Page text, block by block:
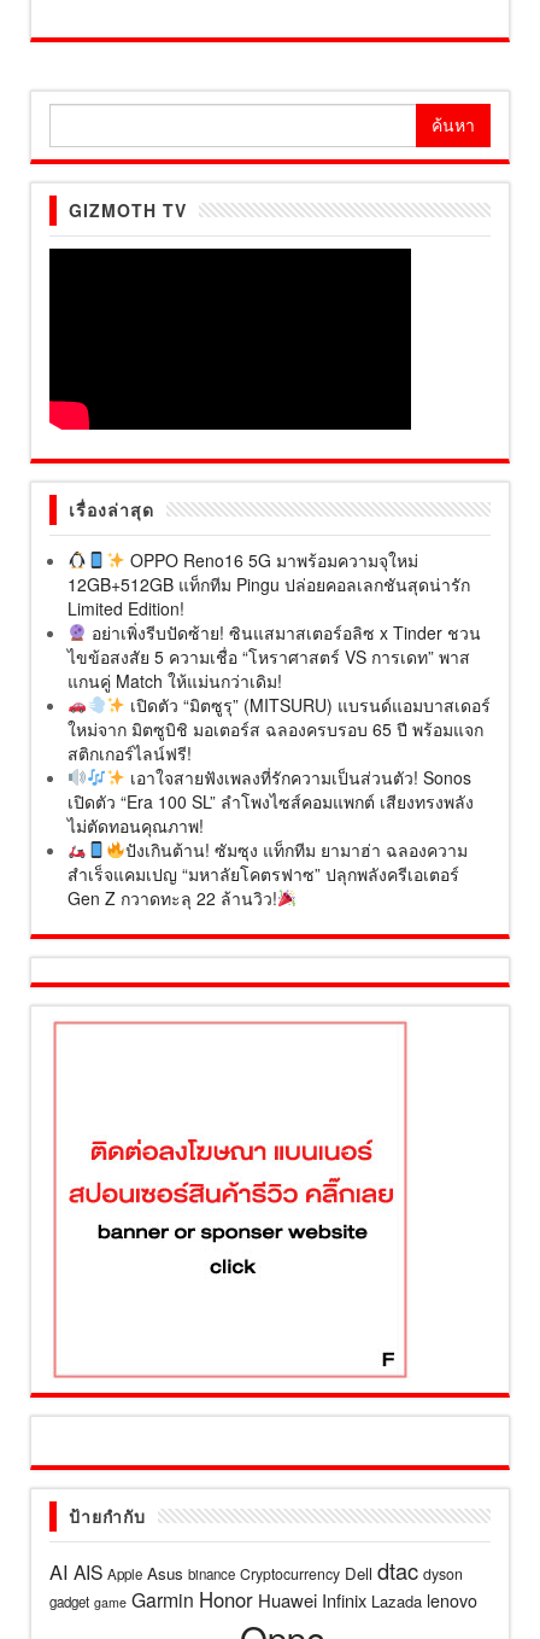
GIZMOTH TV
เรื่องล่าสุด
OPPO Reno16 5G มาพร้อมความจุใหม่
12GB+512GB แท็กทีม Pingu ปล่อยคอลเลกชันสุดน่ารัก
Limited Edition!
อย่าเพิ่งรีบปัดซ้าย! ซินแสมาสเตอร์อลิซ x Tinder ชวน
ไขข้อสงสัย 5 ความเชื่อ “โหราศาสตร์ VS การเดท” พาส
แกนคู่ Match ให้แม่นกว่าเดิม!
เปิดตัว “มิตซูรุ” (MITSURU) แบรนด์แอมบาสเดอร์
ใหม่จาก มิตซูบิชิ มอเตอร์ส ฉลองครบรอบ 65 ปี พร้อมแจก
สติกเกอร์ไลน์ฟรี!
เอาใจสายฟังเพลงที่รักความเป็นส่วนตัว! Sonos
เปิดตัว “Era 100 SL” ลำโพงไซส์คอมแพกต์ เสียงทรงพลัง
ไม่ตัดทอนคุณภาพ!
ปังเกินต้าน! ซัมซุง แท็กทีม ยามาฮ่า ฉลองความ
สำเร็จแคมเปญ “มหาลัยโคตรฟาซ” ปลุกพลังครีเอเตอร์
Gen Z กวาดทะลุ 22 ล้านวิว!
ป้ายกำกับ
AI AIS Apple Asus binance Cryptocurrency Dell dtac dyson
gadget game Garmin Honor Huawei Infinix Lazada lenovo